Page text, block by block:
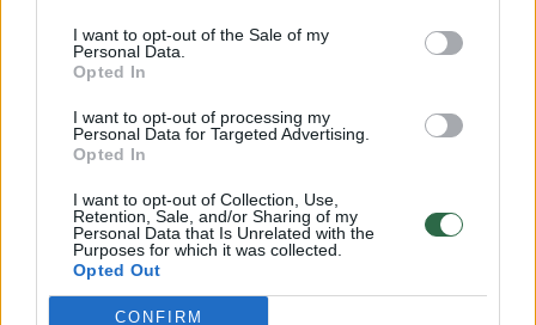
I want to opt-out of the Sale of my
Personal Data.
Opted In
I want to opt-out of processing my
Personal Data for Targeted Advertising.
Opted In
I want to opt-out of Collection, Use,
Retention, Sale, and/or Sharing of my
Personal Data that Is Unrelated with the
Purposes for which it was collected.
Opted Out
CONFIRM
00:00:59
Nufilmavo, kaip patvino Vilniaus Vakarinis aplinkkelis:
Žinios | Lietuvos diena
Avarija Vilniuje: į stotelę įsirėžęs automobilis sužalojo
dvi moteris
Žinios